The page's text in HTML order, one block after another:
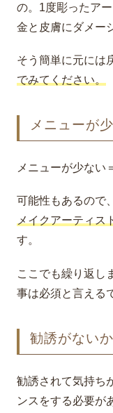
の。1度彫ったア
金と皮膚にダメー
そう簡単に元には
でみてください。
メニューが
メニューが少ない
可能性もあるので
メイクアーティス
す。
ここでも繰り返し
事は必須と言える
勧誘がないか
勧誘されて気持ち
ンスをする必要が